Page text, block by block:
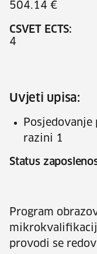
504.14 €
CSVET ECTS:
4
Uvjeti upisa:
razini 1
Status
Program
provodi se